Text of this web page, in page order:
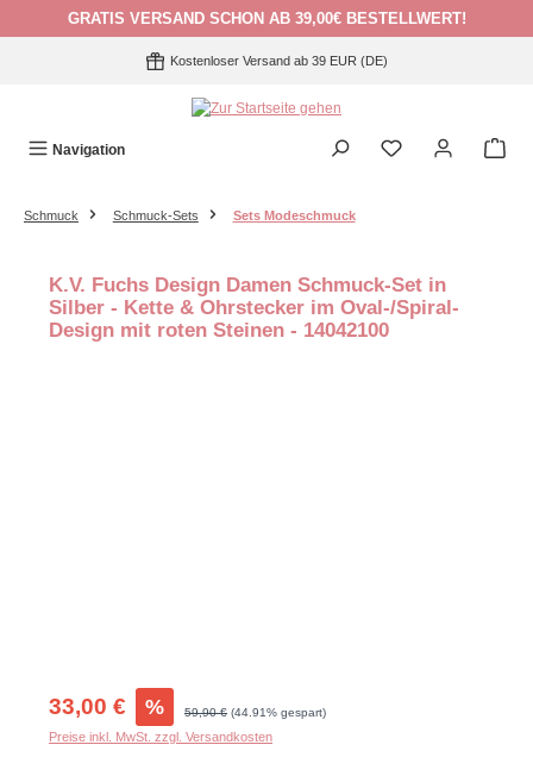
Zum Hauptinhalt springen
GRATIS VERSAND SCHON AB 39,00€ BESTELLWERT!
Kostenloser Versand ab 39 EUR (DE)
Navigation
Schmuck Schmuck-Sets Sets Modeschmuck
K.V. Fuchs Design Damen Schmuck-Set in
Silber - Kette & Ohrstecker im Oval-/Spiral-
Design mit roten Steinen - 14042100
Verkaufspreis:
33,00 € % Regulärer Preis:
59,90 € (44.91% gespart)
Preise inkl. MwSt. zzgl. Versandkosten